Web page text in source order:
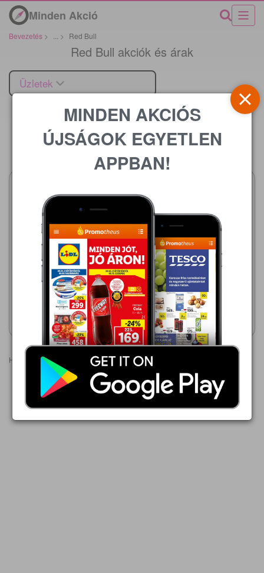
Minden Akció
Bevezetés > > Red Bull
Red Bull akciók és árak
Üzletek
Ár
2026.08.01 - 08.31
389,00 Ft
Akciós újság
megtekintése
2026.08.06 - 08.12
399,00 Ft
Red Bull
Akciós újság
megtekintése
Hirdetések
MINDEN AKCIÓS
ÚJSÁGOK EGYETLEN
APPBAN!